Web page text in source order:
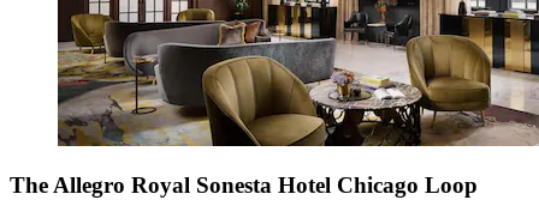
The Allegro Royal Sonesta Hotel Chicago Loop